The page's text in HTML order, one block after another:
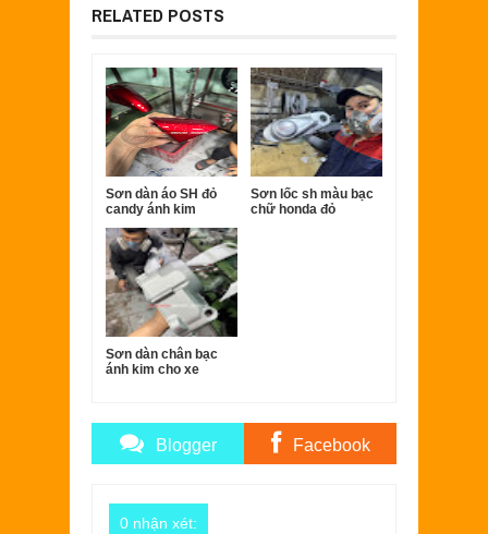
RELATED POSTS
Sơn dàn áo SH đỏ
candy ánh kim
Sơn lốc sh màu bạc
chữ honda đỏ
Sơn dàn chân bạc
ánh kim cho xe
Blogger Facebook
0 nhận xét: